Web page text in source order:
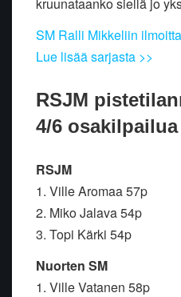
SM Ralli Mikkeliin
Lue lisää sarjasta >>
RSJM
4/6 osakilpailua
RSJM
1. Ville Aromaa 57p
2. Miko Jalava 54p
3. Topi Kärki 54p
Nuorten SM
1. Ville Vatanen 58p